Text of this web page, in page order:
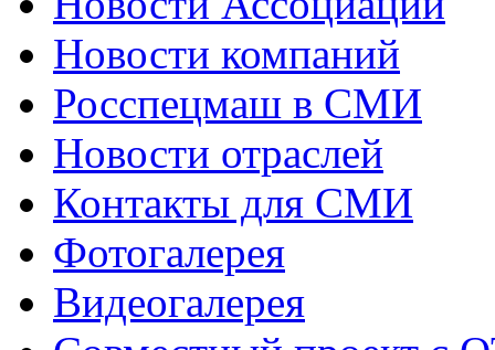
Новости компаний
Росспецмаш в СМИ
Новости отраслей
Контакты для СМИ
Фотогалерея
Видеогалерея